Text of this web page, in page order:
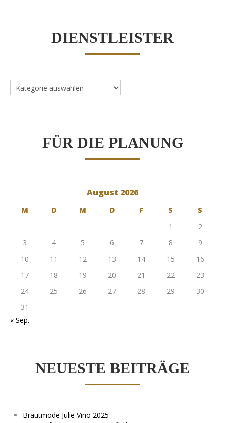
DIENSTLEISTER
Dienstleister
FÜR DIE PLANUNG
August 2026
M D M D F S
S
1
2
3
4 5 6 7 8
9
10
11 12 13 14 15
16
17
18 19 20 21 22
23
24
25 26 27 28 29
30
31
« Sep.
NEUESTE BEITRÄGE
Brautmode Julie Vino 2025